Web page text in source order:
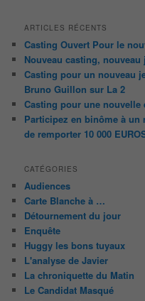
ARTICLES RÉCENTS
Casting Ouvert Pour le
Nouveau casting,
Casting pour un nouveau
Bruno Guillon sur La 2
Casting pour une nouvelle
Participez en binôme à un
de remporter 10 000
CATÉGORIES
Audiences
Carte Blanche à …
Détournement du jour
Enquête
Huggy les bons tuyaux
L'analyse de Javier
La chroniquette du Matin
Le Candidat Masqué